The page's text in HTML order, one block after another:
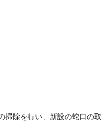
掃除を行い、新設の蛇口の取